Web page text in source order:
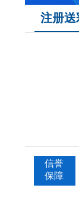
注册送
信誉
保障